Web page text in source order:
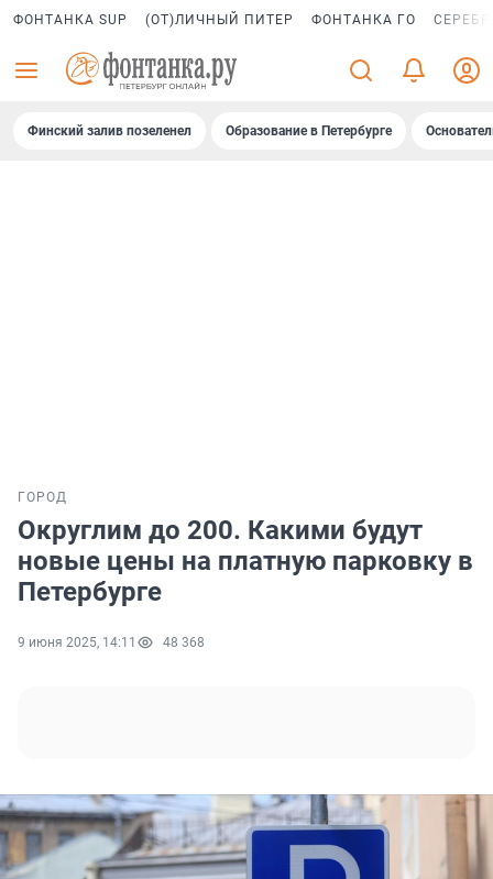
ФОНТАНКА SUP (ОТ)ЛИЧНЫЙ ПИТЕР ФОНТАНКА ГО
Финский залив позеленел Образование в Петербурге
ГОРОД
Округлим до 200. Какими будут
новые цены на платную парковку в
Петербурге
9 июня 2025, 14:11 48 368